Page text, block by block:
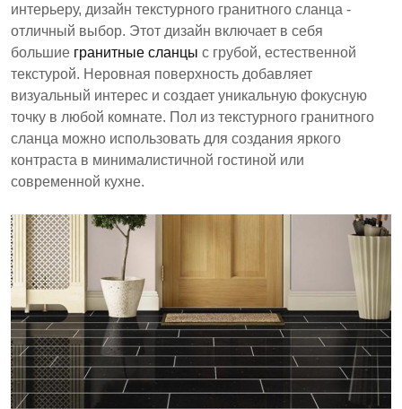
интерьеру, дизайн текстурного гранитного сланца -
отличный выбор. Этот дизайн включает в себя
большие гранитные сланцы с грубой, естественной
текстурой. Неровная поверхность добавляет
визуальный интерес и создает уникальную фокусную
точку в любой комнате. Пол из текстурного гранитного
сланца можно использовать для создания яркого
контраста в минималистичной гостиной или
современной кухне.